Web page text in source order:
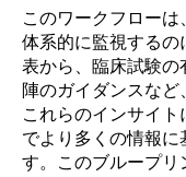
このワークフロー
体系的に監視するの
表から、臨床試験の
陣のガイダンスなど
これらのインサイ
でより多くの情報に
す。このブループリ